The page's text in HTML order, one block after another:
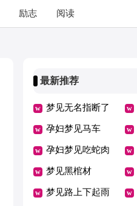
励志 阅读
最新推荐
梦见无名指断了
孕妇梦见马车
孕妇梦见吃蛇肉
梦见黑棺材
梦见路上下起雨